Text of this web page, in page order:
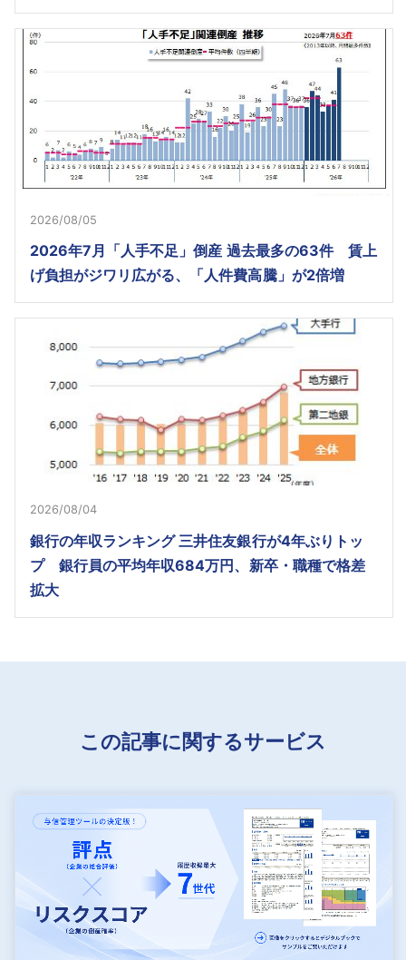
2026/08/05
2026年7月「人手不足」倒産 過去最多の63件 賃上
げ負担がジワリ広がる、「人件費高騰」が2倍増
2026/08/04
銀行の年収ランキング 三井住友銀行が4年ぶりトッ
プ 銀行員の平均年収684万円、新卒・職種で格差
拡大
この記事に関するサービス